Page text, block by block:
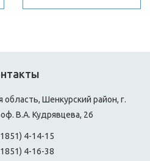
область, Шенкурский район, г.
В.А. Кудрявцева, 26
4-14-15
4-16-38